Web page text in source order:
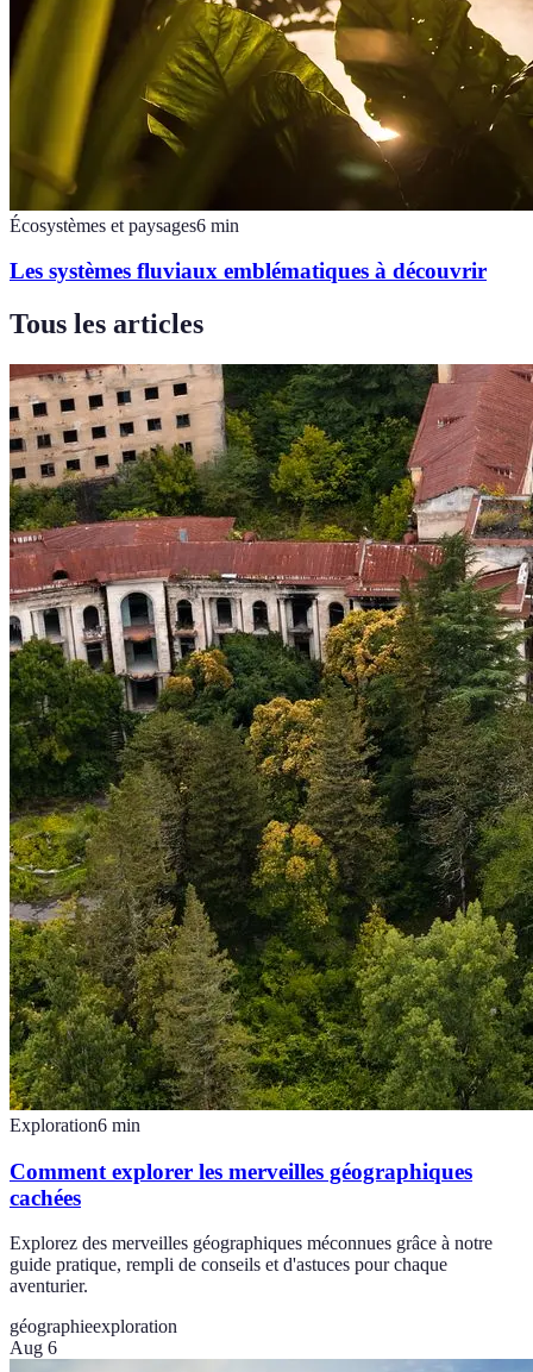
Écosystèmes et paysages6 min
Les systèmes fluviaux emblématiques à découvrir
Tous les articles
Exploration6 min
Comment explorer les merveilles géographiques
cachées
Explorez des merveilles géographiques méconnues grâce à notre
guide pratique, rempli de conseils et d'astuces pour chaque
aventurier.
géographieexploration
Aug 6